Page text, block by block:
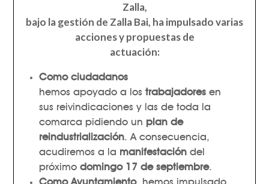
Zalla,
bajo la gestión de Zalla Bai, ha impulsado varias
acciones y propuestas de
actuación:
Como ciudadanos
hemos apoyado a los trabajadoresen
sus reivindicaciones y las de toda la
comarca pidiendo un plan de
reindustrialización . A consecuencia,
acudiremos a la manifestación del
próximo domingo 17 de septiembre.
Como Ayuntamiento, hemos impulsado